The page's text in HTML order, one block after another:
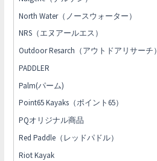
North Water（ノースウォーター）
NRS（エヌアールエス）
Outdoor Resarch（アウトドアリサーチ）
PADDLER
Palm(パーム)
Point65 Kayaks（ポイント65）
PQオリジナル商品
Red Paddle（レッドパドル）
Riot Kayak